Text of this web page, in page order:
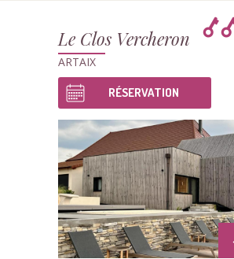
Le Clos Vercheron
ARTAIX
RÉSERVATION